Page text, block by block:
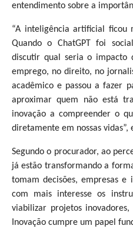
entendimento sobre a
“A inteligência artificial ficou
Quando o ChatGPT foi
discutir qual seria o impacto
emprego, no direito, no
acadêmico e passou a fazer
aproximar quem não está
inovação a compreender o
diretamente em nossas vidas”,
Segundo o procurador, ao
já estão transformando a
tomam decisões, empresas e
com mais interesse os
viabilizar projetos
Inovação cumpre um papel